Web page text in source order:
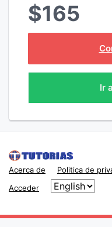
$165
Ir
Acerca de Politica de
Acceder